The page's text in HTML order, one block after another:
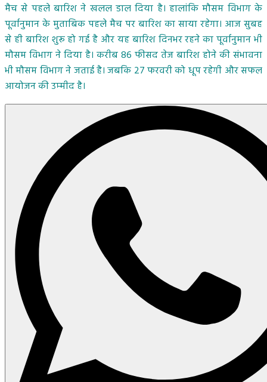
मैच से पहले बारिश ने खलल डाल दिया है। हालांकि मौसम विभाग के
पूर्वानुमान के मुताबिक पहले मैच पर बारिश का साया रहेगा। आज सुबह
से ही बारिश शुरू हो गई है और यह बारिश दिनभर रहने का पूर्वानुमान भी
मौसम विभाग ने दिया है। करीब 86 फीसद तेज बारिश होने की संभावना
भी मौसम विभाग ने जताई है। जबकि 27 फरवरी को धूप रहेगी और सफल
आयोजन की उम्‍मीद है।